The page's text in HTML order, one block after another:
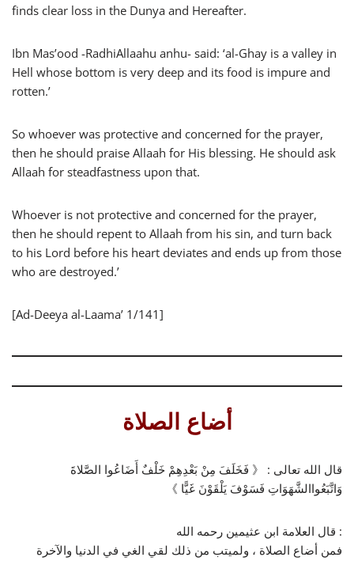
finds clear loss in the Dunya and Hereafter.
Ibn Mas’ood -RadhiAllaahu anhu- said: ‘al-Ghay is a valley in
Hell whose bottom is very deep and its food is impure and
rotten.’
So whoever was protective and concerned for the prayer,
then he should praise Allaah for His blessing. He should ask
Allaah for steadfastness upon that.
Whoever is not protective and concerned for the prayer,
then he should repent to Allaah from his sin, and turn back
to his Lord before his heart deviates and ends up from those
who are destroyed.’
[Ad-Deeya al-Laama’ 1/141]
أضاع الصلاة
قال الله تعالى : 《 فَخَلَفَ مِنْ بَعْدِهِمْ خَلْفٌ أَضَاعُوا الصَّلاةَ
وَاتَّبَعُواالشَّهَوَاتِ فَسَوْفَ يَلْقَوْنَ غَيًّا 》
قال العلامة ابن عثيمين رحمه الله :
فمن أضاع الصلاة ، ولميتب من ذلك لقي الغي في الدنيا والآخرة